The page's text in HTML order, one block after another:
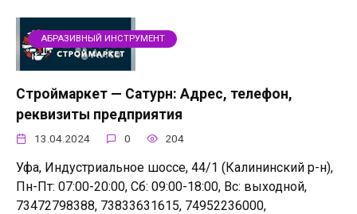
АБРАЗИВНЫЙ ИНСТРУМЕНТ
Строймаркет — Сатурн: Адрес, телефон,
реквизиты предприятия
13.04.2024 0 204
Уфа, Индустриальное шоссе, 44/1 (Калининский р-н),
Пн-Пт: 07:00-20:00, Сб: 09:00-18:00, Вс: выходной,
73472798388, 73833631615, 74952236000,